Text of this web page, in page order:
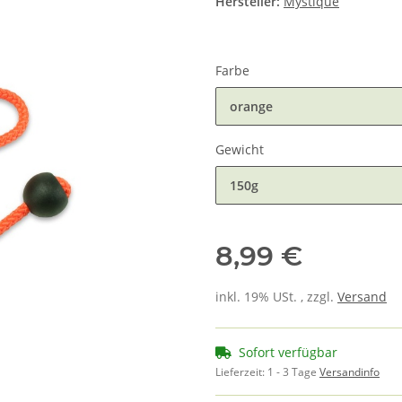
Farbe
orange
Gewicht
150g
8,99 €
inkl. 19% USt. , zzgl. Versand
Sofort verfügbar
Lieferzeit: 1 - 3 Tage Versandinfo